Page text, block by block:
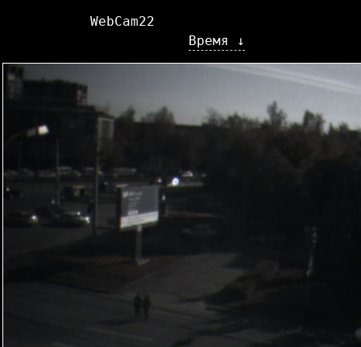
Время ↓
WebCam22